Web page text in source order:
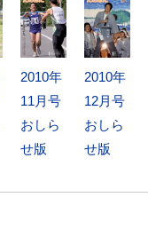
2010年
11月号
おしら
せ版
2010年
12月号
おしら
せ版